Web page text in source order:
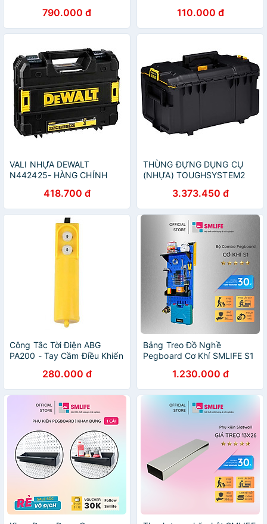
giác, tuýp, tô vít.GF46
790.000 đ 110.000 đ
VALI NHỰA DEWALT
N442425- HÀNG CHÍNH
418.700 đ
THÙNG ĐỰNG DỤNG CỤ
(NHỰA) TOUGHSYSTEM2
DEWALT DWST83294-1 -
HÀNG CHÍNH HÃNG
3.373.450 đ
Công Tắc Tời Điện ABG
PA200 - Tay Cầm Điều Khiển
Đơn Giản Hơn - Hàng Chính
Hãng
280.000 đ
Bảng Treo Đồ Nghề
Pegboard Cơ Khí SMLIFE S1
Dụng Cụ Sửa Chữa Thông
Minh Dễ Tìm Kiếm
1.230.000 đ